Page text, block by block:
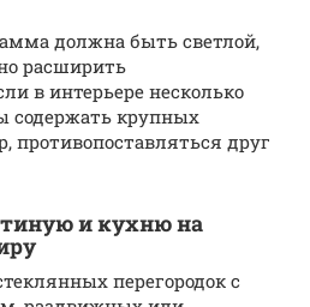
должна быть светлой,
расширить
в интерьере несколько
содержать крупных
противопоставляться друг
и кухню на
перегородок с